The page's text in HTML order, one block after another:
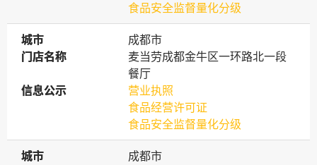
食品安全监督量化分级
城市
城市
成都市
门店名称
门店名称
麦当劳成都金牛区一环路北一段
餐厅
信息公示
信息公示
营业执照
食品经营许可证
食品安全监督量化分级
城市
城市
成都市